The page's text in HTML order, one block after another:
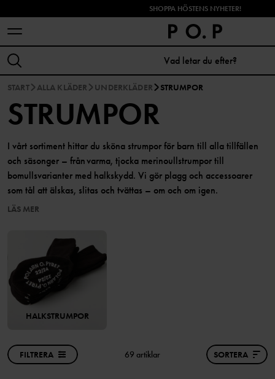
SHOPPA HÖSTENS NYHETER!
START ALLA KLÄDER UNDERKLÄDER STRUMPOR
STRUMPOR
I vårt sortiment hittar du sköna strumpor för barn till alla tillfällen
och säsonger – från varma, tjocka merinoullstrumpor till
bomullsvarianter med halkskydd. Vi gör plagg och accessoarer
som tål att älskas, slitas och tvättas – om och om igen.
LÄS MER
HALKSTRUMPOR
FILTRERA 69 artiklar SORTERA